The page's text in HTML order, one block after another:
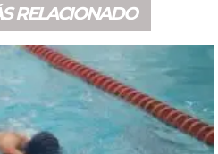
RELACIONADO